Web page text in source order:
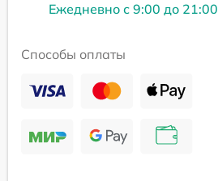
Ежедневно с 9:00 до 21:00
Способы оплаты